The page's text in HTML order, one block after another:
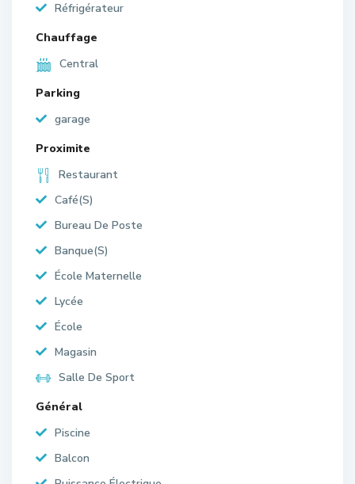
Réfrigérateur
Chauffage
Central
Parking
garage
Proximite
Restaurant
Café(S)
Bureau De Poste
Banque(S)
École Maternelle
Lycée
École
Magasin
Salle De Sport
Général
Piscine
Balcon